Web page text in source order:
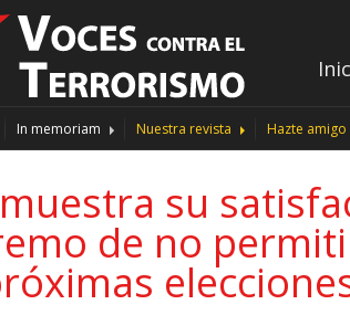
In memoriam Nuestra revista Hazte amigo
su
de no